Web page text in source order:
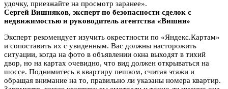
удочку, приезжайте на просмотр заранее».
Сергей Вишняков, эксперт по безопасности сделок с
недвижимостью и руководитель агентства «Вишня»
Эксперт рекомендует изучить окрестности по «Яндекс.Картам»
и сопоставить их с увиденным. Вас должны насторожить
ситуации, когда на фото в объявлении окна выходят в тихий
двор, но на картах очевидно, что вид должен открываться на
шоссе. Поднимитесь в квартиру пешком, считая этажи и
обращая внимание на то, правильно ли указаны номера квартир.